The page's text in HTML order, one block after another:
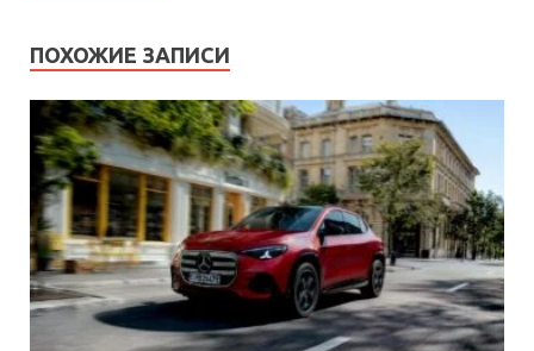
ПОХОЖИЕ ЗАПИСИ